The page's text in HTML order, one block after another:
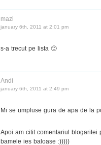
mazi
january 6th, 2011 at 2:01 pm
s-a trecut pe lista 🙂
Andi
january 6th, 2011 at 2:49 pm
Mi se umpluse gura de apa de la
Apoi am citit comentariul blogaritei
bamele ies baloase :)))))